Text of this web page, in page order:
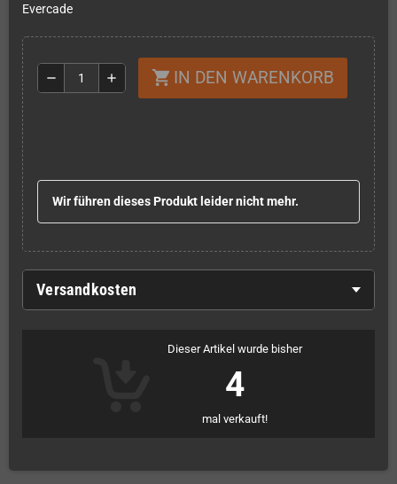
Evercade
remove add shopping_cart IN DEN WARENKORB
Wir führen dieses Produkt leider nicht mehr.
Versandkosten
Dieser Artikel wurde bisher
4
mal verkauft!